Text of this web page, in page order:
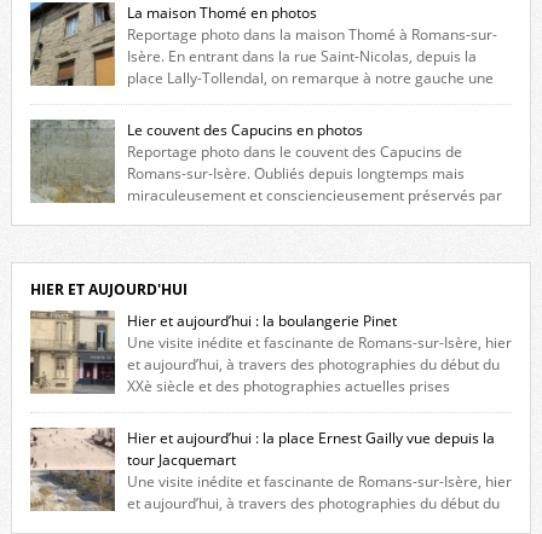
La maison Thomé en photos
Reportage photo dans la maison Thomé à Romans-sur-
Isère. En entrant dans la rue Saint-Nicolas, depuis la
place Lally-Tollendal, on remarque à notre gauche une
maison construite au XVIè siècle. Les deux façades sont ornées de
fenêtres jumelles à meneaux. Entre ces deux étages, on peut voir une
niche qui contient une statue de la Vierge. […]
Le couvent des Capucins en photos
Reportage photo dans le couvent des Capucins de
Romans-sur-Isère. Oubliés depuis longtemps mais
miraculeusement et consciencieusement préservés par
l’histoire de la redécouverte de vestiges du couvent des Capucins ! Petit
retour sur l’histoire […]
HIER ET AUJOURD'HUI
Hier et aujourd’hui : la boulangerie Pinet
Une visite inédite et fascinante de Romans-sur-Isère, hier
et aujourd’hui, à travers des photographies du début du
XXè siècle et des photographies actuelles prises
exactement dans le même cadre ! A l’angle de la place Jean Jaurès et de
l’avenue Victor Hugo (à côté d’Intermarché), à Romans. La boulangerie
Jules Pinet est inscrite dans le […]
Hier et aujourd’hui : la place Ernest Gailly vue depuis la
tour Jacquemart
Une visite inédite et fascinante de Romans-sur-Isère, hier
et aujourd’hui, à travers des photographies du début du